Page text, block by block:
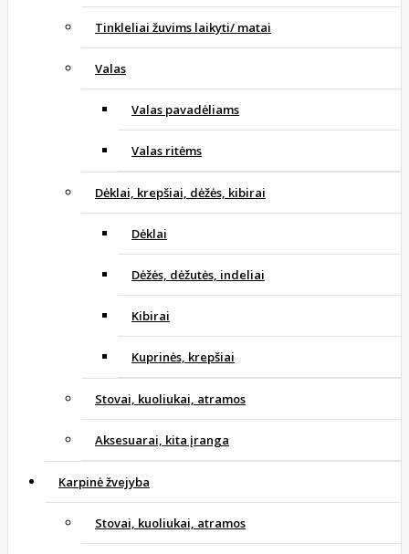
Tinkleliai žuvims laikyti/ matai
Valas
Valas pavadėliams
Valas ritėms
Dėklai, krepšiai, dėžės, kibirai
Dėklai
Dėžės, dėžutės, indeliai
Kibirai
Kuprinės, krepšiai
Stovai, kuoliukai, atramos
Aksesuarai, kita įranga
Karpinė žvejyba
Stovai, kuoliukai, atramos